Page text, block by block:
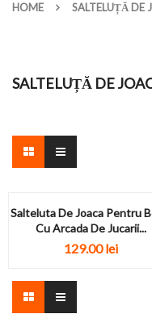
HOME SALTELUȚĂ DE
SALTELUȚĂ DE
Salteluta De Joaca Pentru
Cu Arcada De Jucarii...
129.00lei